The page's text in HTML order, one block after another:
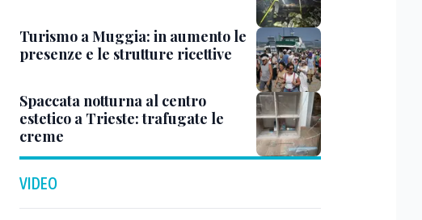
Turismo a Muggia: in aumento le
presenze e le strutture ricettive
Spaccata notturna al centro
estetico a Trieste: trafugate le
creme
VIDEO